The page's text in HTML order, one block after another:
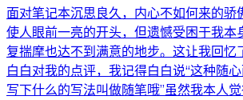
面对笔记本沉思良久，内心不如何来的骄
使人眼前一亮的开头，但遗憾受困于我本
复揣摩也达不到满意的地步。这让我回忆
白白对我的点评，我记得白白说“这种随
写下什么的写法叫做随笔哦”虽然我本人